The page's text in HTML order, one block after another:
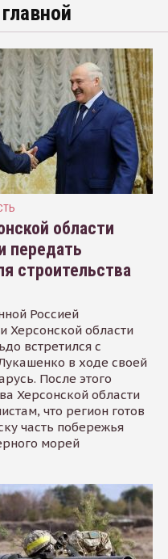
области
передать
строительства
Россией
Херсонской области
встретился с
в ходе своей
После этого
Херсонской области
что регион готов
часть побережья
морей